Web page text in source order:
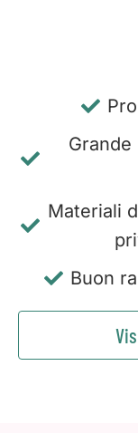
Grande
Materiali
Buon